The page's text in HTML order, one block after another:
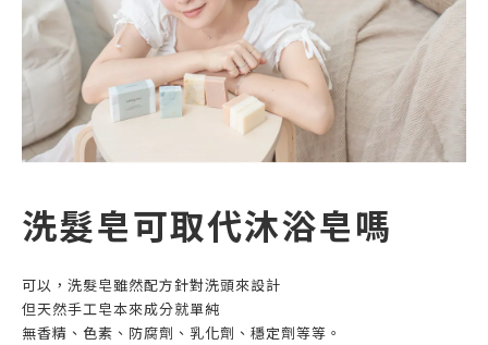
洗髮皂可取代沐浴皂嗎
可以，洗髮皂雖然配方針對洗頭來設計
但天然手工皂本來成分就單純
無香精、色素、防腐劑、乳化劑、穩定劑等等。